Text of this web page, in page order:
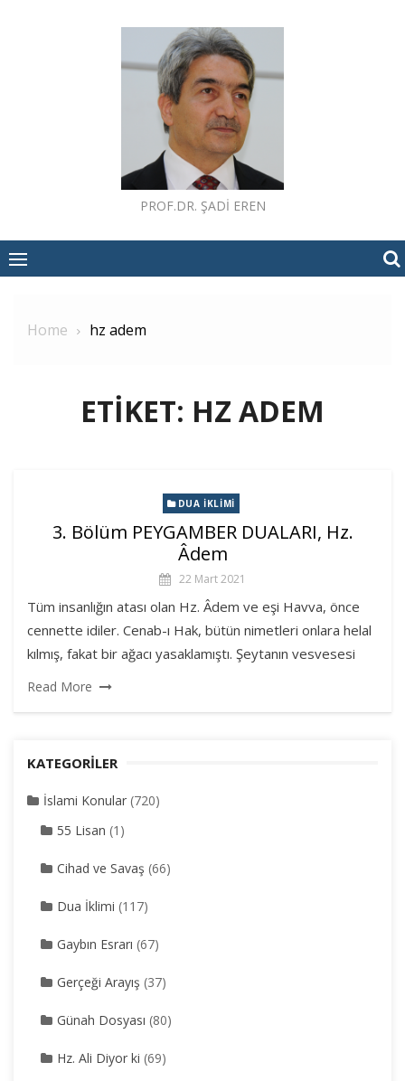
PROF.DR. ŞADI EREN
Home hz adem
ETIKET: HZ ADEM
DUA İKLIMI
3. Bölüm PEYGAMBER DUALARI, Hz.
Âdem
22 Mart 2021
Tüm insanlığın atası olan Hz. Âdem ve eşi Havva, önce
cennette idiler. Cenab-ı Hak, bütün nimetleri onlara helal
kılmış, fakat bir ağacı yasaklamıştı. Şeytanın vesvesesi
Read More
KATEGORILER
İslami Konular (720)
55 Lisan (1)
Cihad ve Savaş (66)
Dua İklimi (117)
Gaybın Esrarı (67)
Gerçeği Arayış (37)
Günah Dosyası (80)
Hz. Ali Diyor ki (69)